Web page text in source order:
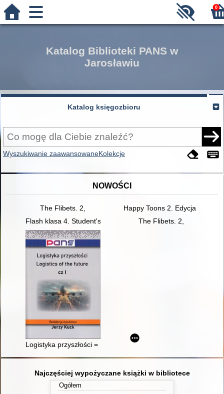
0
Katalog Biblioteki PANS w
Jarosławiu
Katalog księgozbioru
Wyszukiwanie zaawansowaneKolekcje
NOWOŚCI
The Flibets. 2,
Happy Toons 2. Edycja
Flash klasa 4. Student's Book
The Flibets. 2,
Logistyka przyszłości = Logistics of the future. Cz. 1
Najczęściej wypożyczane książki w bibliotece
Ogółem